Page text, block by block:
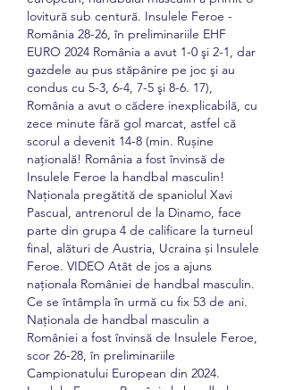
lovitură sub centură. Insulele Feroe -
România 28-26, în preliminariile EHF
EURO 2024 România a avut 1-0 şi 2-1, dar
gazdele au pus stăpânire pe joc şi au
condus cu 5-3, 6-4, 7-5 şi 8-6. 17),
România a avut o cădere inexplicabilă, cu
zece minute fără gol marcat, astfel că
scorul a devenit 14-8 (min. Rușine
națională! România a fost învinsă de
Insulele Feroe la handbal masculin!
Naționala pregătită de spaniolul Xavi
Pascual, antrenorul de la Dinamo, face
parte din grupa 4 de calificare la turneul
final, alături de Austria, Ucraina și Insulele
Feroe. VIDEO Atât de jos a ajuns
naționala României de handbal masculin.
Ce se întâmpla în urmă cu fix 53 de ani.
Naționala de handbal masculin a
României a fost învinsă de Insulele Feroe,
scor 26-28, în preliminariile
Campionatului European din 2024.